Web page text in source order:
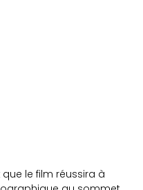
que le film réussira à